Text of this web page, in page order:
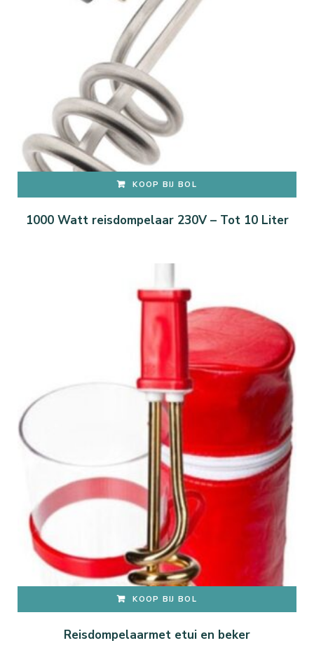
KOOP BIJ BOL
1000 Watt reisdompelaar 230V – Tot 10 Liter
KOOP BIJ BOL
Reisdompelaarmet etui en beker